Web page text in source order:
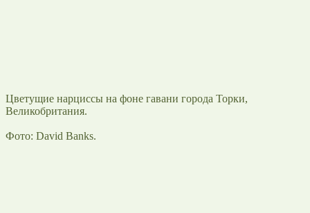
Цветущие нарциссы на фоне гавани города Торки,
Великобритания.
Фото: David Banks.